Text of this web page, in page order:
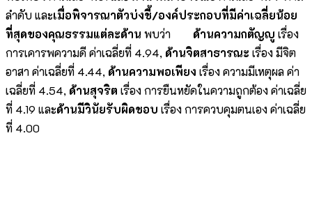
ลำดับ และเมื่อพิจารณาตัวบ่งชี้/องค์ประกอบที่มีค่าเฉลี่ยน้อย
ที่สุดของคุณธรรมแต่ละด้าน พบว่า ด้านความกตัญญู เรื่อง
การเคารพความดี ค่าเฉลี่ยที่ 4.94, ด้านจิตสาธารณะ เรื่อง มีจิต
อาสา ค่าเฉลี่ยที่ 4.44, ด้านความพอเพียง เรื่อง ความมีเหตุผล ค่า
เฉลี่ยที่ 4.54, ด้านสุจริต เรื่อง การยืนหยัดในความถูกต้อง ค่าเฉลี่ย
ที่ 4.19 และด้านมีวินัยรับผิดชอบ เรื่อง การควบคุมตนเอง ค่าเฉลี่ย
ที่ 4.00